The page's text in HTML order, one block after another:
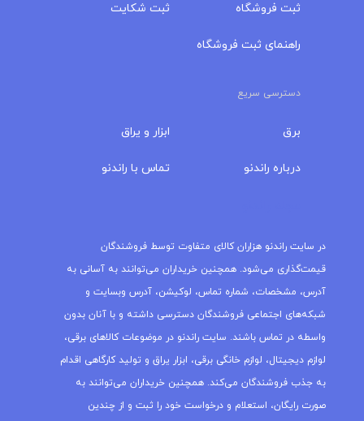
ثبت فروشگاه
راهنمای ثبت فروشگاه
ثبت شکایت
دسترسی سریع
برق
درباره‌ راندنو
ابزار و یراق
تماس با راندنو
در سایت راندنو هزاران کالای متفاوت توسط فروشندگان
قیمت‌گذاری می‌شود. همچنین خریداران می‌توانند به آسانی به
آدرس، مشخصات، شماره تماس، لوکیشن، آدرس وبسایت و
شبکه‌های اجتماعی فروشندگان دسترسی داشته و با آنان بدون
واسطه در تماس باشند. سایت راندنو در موضوعات کالاهای برقی،
لوازم دیجیتال، لوازم خانگی برقی، ابزار یراق و تولید کارگاهی اقدام
به جذب فروشندگان می‌کند. همچنین خریداران می‌توانند به
صورت رایگان، استعلام و درخواست خود را ثبت و از چندین